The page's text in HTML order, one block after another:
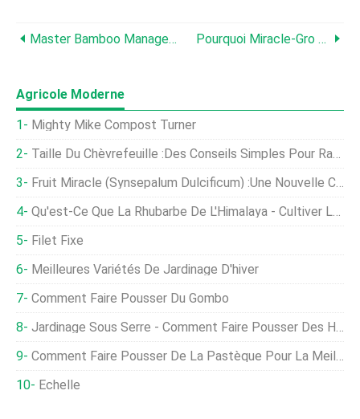
Master Bamboo Management :techniques Éprouvées Pour Le Confinement Et La Conception Pourquoi Miracle‑Gro Peut Nuire Au Jardinage Durable
Agricole Moderne
Mighty Mike Compost Turner
Taille Du Chèvrefeuille :des Conseils Simples Pour Ranger Ces Beautés Parfumées
Fruit Miracle (Synsepalum Dulcificum) :une Nouvelle Culture Pour Les Agriculteurs
Qu'est-Ce Que La Rhubarbe De L'Himalaya - Cultiver La Rhubarbe De L'Himalaya Dans Le Jardin
Filet Fixe
Meilleures Variétés De Jardinage D'hiver
Comment Faire Pousser Du Gombo
Jardinage Sous Serre - Comment Faire Pousser Des Haricots Verts?
Comment Faire Pousser De La Pastèque Pour La Meilleure Saveur
Échelle